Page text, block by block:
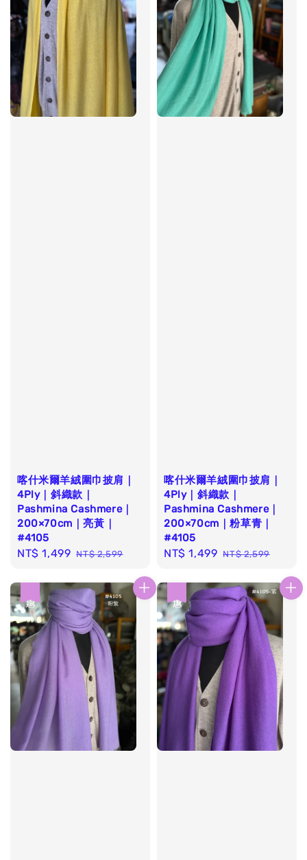
喀什米爾羊絨圍巾披肩｜
4Ply｜斜織款｜
Pashmina Cashmere｜
200×70cm｜亮黃｜
#4105
Sale
NT$ 1,499 Regular
NT$ 2,599
喀什米爾羊絨圍巾披肩｜
4Ply｜斜織款｜
Pashmina Cashmere｜
200×70cm｜粉草青｜
#4105
Sale
NT$ 1,499 Regular
NT$ 2,599